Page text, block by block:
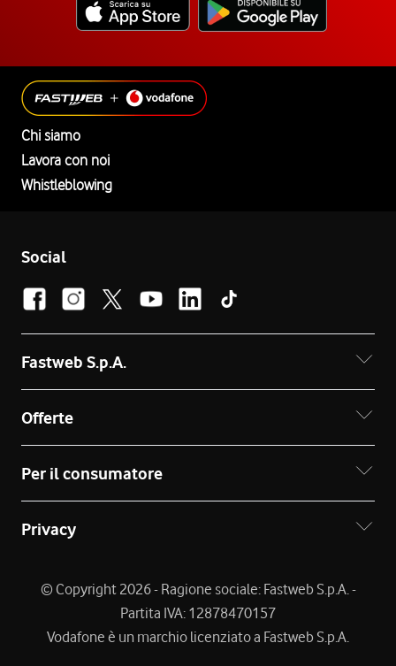
Chi siamo
Lavora con noi
Whistleblowing
Social
Fastweb S.p.A.
Offerte
Per il consumatore
Privacy
© Copyright 2026 - Ragione sociale: Fastweb S.p.A. -
Partita IVA: 12878470157
Vodafone è un marchio licenziato a Fastweb S.p.A.